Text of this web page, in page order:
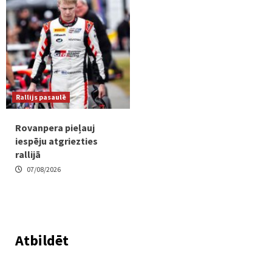
Rallijs pasaulē
Rovanpera pieļauj
iespēju atgriezties
rallijā
07/08/2026
Atbildēt